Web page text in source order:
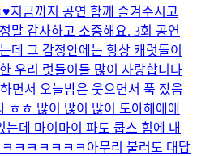
♥️지금까지 공연 함께 즐겨주시고
말 감사하고 소중해요. 3회 공연
데 그 감정안에는 항상 캐럿들이
우리 럿들이들 많이 사랑합니다
면서 오늘밤은 웃으면서 푹 잤음
ㅎㅎ 많이 많이 많이 도아해애애
는데 마이마이 파도 쿱스 힘에 내
ㅋㅋㅋㅋㅋㅋ 아무리 불러도 대답